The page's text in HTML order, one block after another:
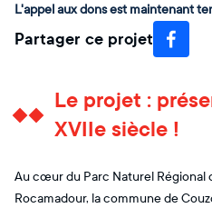
L'appel aux dons est maintenant
Partager ce projet
Le projet :
XVIIe siècle !
Au cœur du Parc Naturel Régional
Rocamadour, la commune de